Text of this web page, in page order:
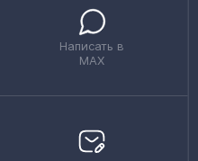
Написать в
MAX